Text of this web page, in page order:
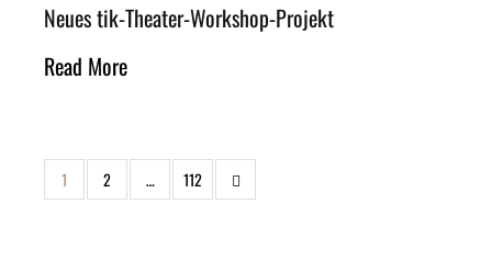
Neues tik-Theater-Workshop-Projekt
Read More
1 2 … 112